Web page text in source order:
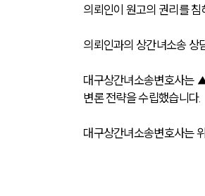
의뢰인이 원고의 권리를
의뢰인과의 상간녀소송 상
대구상간녀소송변호사는
변론 전략을 수립했습니다.
대구상간녀소송변호사는